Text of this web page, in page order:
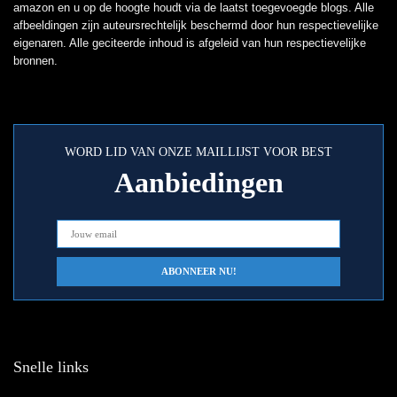
amazon en u op de hoogte houdt via de laatst toegevoegde blogs. Alle
afbeeldingen zijn auteursrechtelijk beschermd door hun respectievelijke
eigenaren. Alle geciteerde inhoud is afgeleid van hun respectievelijke
bronnen.
WORD LID VAN ONZE MAILLIJST VOOR BEST
Aanbiedingen
Snelle links